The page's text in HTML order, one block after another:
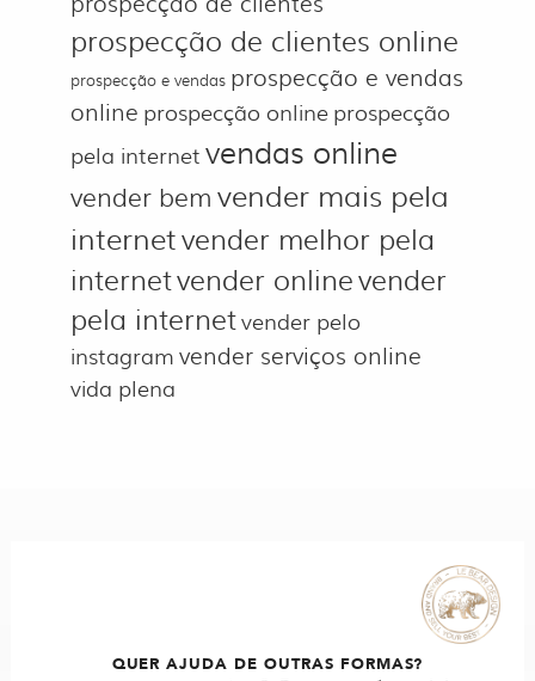
prospecção de clientes online
prospecção e vendas prospecção e vendas
online prospecção online prospecção
pela internet vendas online
vender bemvender mais pela
internetvender melhor pela
internetvender onlinevender
pela internetvender pelo
instagram vender serviços online
vida plena
QUER AJUDA DE OUTRAS FORMAS?